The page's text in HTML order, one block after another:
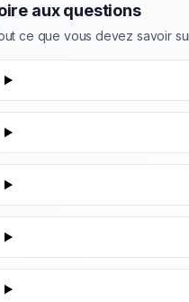
aux questions
ce que vous devez savoir